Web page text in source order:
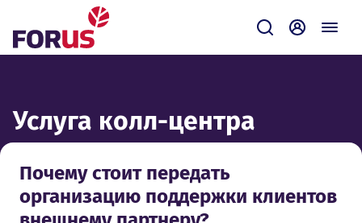
Отправить
Услуга колл-центра
Почему стоит передать
организацию поддержки клиентов